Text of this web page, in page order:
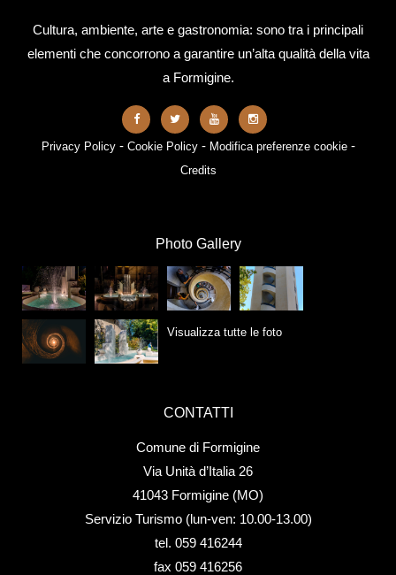
Cultura, ambiente, arte e gastronomia: sono tra i principali
elementi che concorrono a garantire un’alta qualità della vita
a Formigine.
Privacy Policy- Cookie Policy- Modifica preferenze cookie-
Credits
Photo Gallery
Visualizza tutte le foto
CONTATTI
Comune di Formigine
Via Unità d’Italia 26
41043 Formigine (MO)
Servizio Turismo (lun-ven: 10.00-13.00)
tel. 059 416244
fax 059 416256